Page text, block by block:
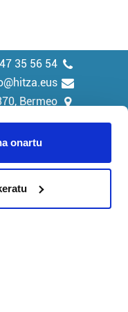
onartu
35 56 54
Bermeo